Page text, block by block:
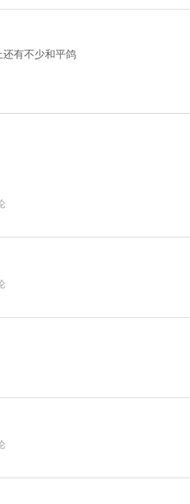
还有不少和平鸽